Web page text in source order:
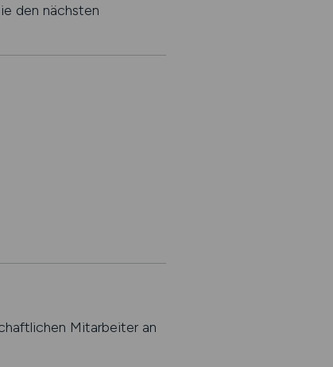
den nächsten
Mitarbeiter an